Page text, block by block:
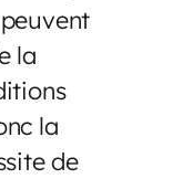
la
la
de